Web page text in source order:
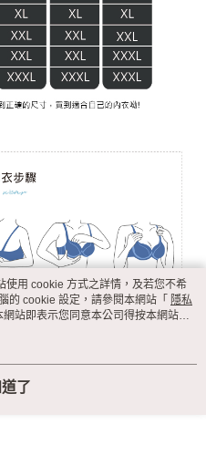
使用 cookie 方式之詳情，及若您不希
的 cookie 設定，請參閱本網站「 隱私
站即表示您同意本公司得按本網站使
了